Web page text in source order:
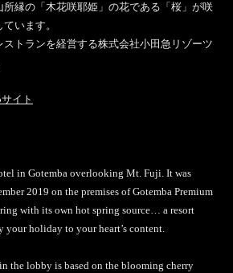
所縁の「木花咲耶姫」の花である「桜」が咲
います。
トランを経営する株式会社小田急リゾーツ
イト
in Gotemba overlooking Mt. Fuji. It was
2019 on the premises of Gotemba Premium
with its own hot spring source… a resort
your holiday to your heart’s content.
the lobby is based on the blooming cherry